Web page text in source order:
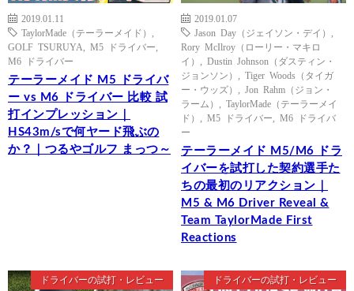
2019.01.11
TaylorMade（テーラーメイド）
GOLF TSURUYA
M5 ドライバー
M6 ドライバー
テーラーメイド M5 ドライバ
ー vs M6 ドライバー 比較 試
打インプレッション｜
HS43m/sで何ヤード飛ぶの
か？｜つるやゴルフ まっつ～
2019.01.07
Jason Day（ジェイソン・デイ）
Rory McIlroy（ローリー・マキロ
イ）
Dustin Johnson（ダスティン・
ジョンソン）
Tiger Woods（タイガ
ー・ウッズ）
Jon Rahm（ジョン・
ラーム）
TaylorMade（テーラーメイ
ド）
M5 ドライバー
M6 ドライバ
ー
テーラーメイド M5/M6 ドラ
イバーを試打した契約選手た
ちの最初のリアクション｜
M5 & M6 Driver Reveal &
Team TaylorMade First
Reactions
ドライバーの試打・レビュー ドライバーの試打・レビュー